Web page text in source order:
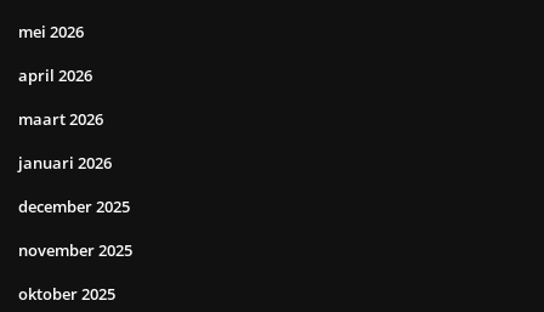
mei 2026
april 2026
maart 2026
januari 2026
december 2025
november 2025
oktober 2025